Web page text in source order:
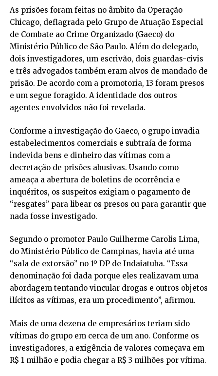
As prisões foram feitas no âmbito da Operação
Chicago, deflagrada pelo Grupo de Atuação Especial
de Combate ao Crime Organizado (Gaeco) do
Ministério Público de São Paulo. Além do delegado,
dois investigadores, um escrivão, dois guardas-civis
e três advogados também eram alvos de mandado de
prisão. De acordo com a promotoria, 13 foram presos
e um segue foragido. A identidade dos outros
agentes envolvidos não foi revelada.
Conforme a investigação do Gaeco, o grupo invadia
estabelecimentos comerciais e subtraía de forma
indevida bens e dinheiro das vítimas com a
decretação de prisões abusivas. Usando como
ameaça a abertura de boletins de ocorrência e
inquéritos, os suspeitos exigiam o pagamento de
“resgates” para libear os presos ou para garantir que
nada fosse investigado.
Segundo o promotor Paulo Guilherme Carolis Lima,
do Ministério Público de Campinas, havia até uma
“sala de extorsão” no 1º DP de Indaiatuba. “Essa
denominação foi dada porque eles realizavam uma
abordagem tentando vincular drogas e outros objetos
ilícitos as vítimas, era um procedimento”, afirmou.
Mais de uma dezena de empresários teriam sido
vítimas do grupo em cerca de um ano. Conforme os
investigadores, a exigência de valores começava em
R$ 1 milhão e podia chegar a R$ 3 milhões por vítima.